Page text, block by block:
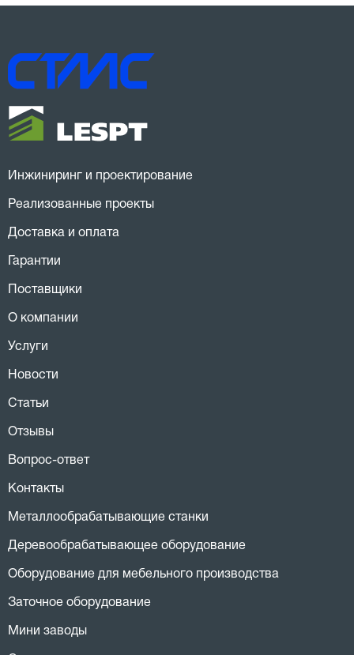
Инжиниринг и проектирование
Реализованные проекты
Доставка и оплата
Гарантии
Поставщики
О компании
Услуги
Новости
Статьи
Отзывы
Вопрос-ответ
Контакты
Металлообрабатывающие станки
Деревообрабатывающее оборудование
Оборудование для мебельного производства
Заточное оборудование
Мини заводы